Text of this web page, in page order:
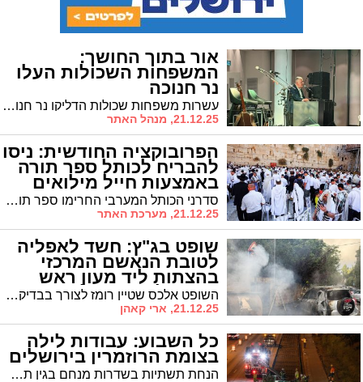
אור בתוך החושך:
המשפחות השכולות העלו
נר חנוכה
עשרות משפחות שכולות הדליקו נר חנוכה בסניף יד לבנים בירושלים
21.12.25, מנהל האתר
הפרובוקציה החודשית: ניסו
להבריח לכותל ספר תורה
באמצעות חייל מילואים
(וידאו) סדרני הכותל המערבי החרימו ספר תורה מאיש מילואים שניסה להכניסו לרחבת התפילה עבור קבוצת "נשות הכותל", בניגוד לנהלים הקיימים. על פי עדויות במקום, הלוחם הגיע עם ספר התורה מוסתר בתיקו. הסדרנים שדרשו לבדוק את התיק גילו את ספר התורה והוציאוהו
21.12.25, מערכת האתר
שופט בג"ץ: חשד לאפליה
לטובת הנאשם המרכזי
בהצתות ליד מעון ראש
הממשלה בירושלים השופט אלכס שטיין רומז לצורך בבדיקה בעקבות חוות דעת מחמיאה לפעיל אחים לנשק • שירות המבחן ניסה לאפשר לנאשם לצאת לחו"ל בניגוד להגבלות
21.12.25, ארי קאהן
כל השבוע: עבודות לילה
בצומת הרוזמרין בירושלים
הנחת תשתיות בשדרות מנחם בגין תתבצע בלילות ראשון עד חמישי • צפויים צמצומי נתיבים והכוונת תנועה